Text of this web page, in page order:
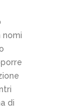
nomi
di